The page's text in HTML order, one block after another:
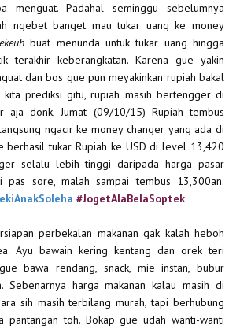
menguat. Padahal seminggu sebelumnya
ngebet banget mau tukar uang ke money
buat menunda untuk tukar uang hingga
terakhir keberangkatan. Karena gue yakin
dan bos gue pun meyakinkan rupiah bakal
kita prediksi gitu, rupiah masih bertengger di
aja donk, Jumat (09/10/15) Rupiah tembus
ngacir ke money changer yang ada di
berhasil tukar Rupiah ke USD di level 13,420
selalu lebih tinggi daripada harga pasar
pas sore, malah sampai tembus 13,300an.
#JogetAlaBelaSoptek
perbekalan makanan gak kalah heboh
Ayu bawain kering kentang dan orek teri
bawa rendang, snack, mie instan, bubur
Sebenarnya harga makanan kalau masih di
sih masih terbilang murah, tapi berhubung
pantangan toh. Bokap gue udah wanti-wanti